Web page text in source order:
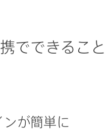
でできること
ンが簡単に